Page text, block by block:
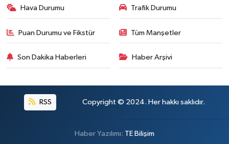
Hava Durumu Trafik Durumu
Puan Durumu ve Fikstür Tüm Manşetler
Son Dakika Haberleri Haber Arşivi
RSS Copyright © 2024. Her hakkı saklıdır.
Haber Yazılımı: TE Bilişim